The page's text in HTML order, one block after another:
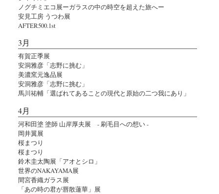
ノグチミエコ展ーガラスの中の時空を超えた旅へー
安見工房 うつわ展
AFTER500.1st
3月
有賀正季展
安洞雅彦「志野に挑む」
美濃窯元逸品展
安洞雅彦「志野に挑む」
馬川祐輔「選ばれてあることの現代と原始の二つ我にあり」
4月
河和田塗 塗師 山岸厚夫展 - 刷毛目への想い -
岡井翼展
桜まつり
桜まつり
鈴木圭太陶展「アオとシロ」
世界のNAKAYAMA展
間宮香織ガラス展
「あの時の君が唇散蓮華」展